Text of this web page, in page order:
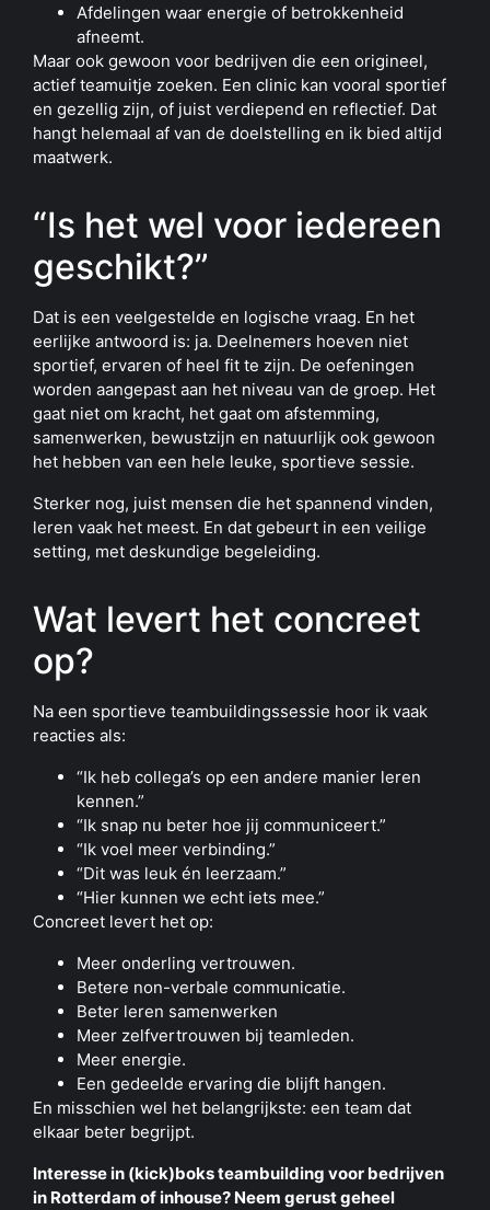
Afdelingen waar energie of betrokkenheid
afneemt.
Maar ook gewoon voor bedrijven die een origineel,
actief teamuitje zoeken. Een clinic kan vooral sportief
en gezellig zijn, of juist verdiepend en reflectief. Dat
hangt helemaal af van de doelstelling en ik bied altijd
maatwerk.
“Is het wel voor iedereen
geschikt?”
Dat is een veelgestelde en logische vraag. En het
eerlijke antwoord is: ja. Deelnemers hoeven niet
sportief, ervaren of heel fit te zijn. De oefeningen
worden aangepast aan het niveau van de groep. Het
gaat niet om kracht, het gaat om afstemming,
samenwerken, bewustzijn en natuurlijk ook gewoon
het hebben van een hele leuke, sportieve sessie.
Sterker nog, juist mensen die het spannend vinden,
leren vaak het meest. En dat gebeurt in een veilige
setting, met deskundige begeleiding.
Wat levert het concreet
op?
Na een sportieve teambuildingssessie hoor ik vaak
reacties als:
“Ik heb collega’s op een andere manier leren
kennen.”
“Ik snap nu beter hoe jij communiceert.”
“Ik voel meer verbinding.”
“Dit was leuk én leerzaam.”
“Hier kunnen we echt iets mee.”
Concreet levert het op:
Meer onderling vertrouwen.
Betere non-verbale communicatie.
Beter leren samenwerken
Meer zelfvertrouwen bij teamleden.
Meer energie.
Een gedeelde ervaring die blijft hangen.
En misschien wel het belangrijkste: een team dat
elkaar beter begrijpt.
Interesse in (kick)boks teambuilding voor bedrijven
in Rotterdam of inhouse? Neem gerust geheel